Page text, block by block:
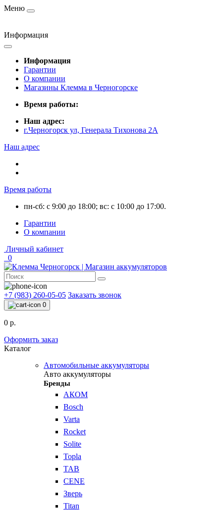
Меню
Информация
Информация
Гарантии
О компании
Магазины Клемма в Черногорске
Время работы:
Наш адрес:
г.Черногорск ул, Генерала Тихонова 2А
Наш адрес
Время работы
пн-сб: с 9:00 до 18:00; вс: с 10:00 до 17:00.
Гарантии
О компании
Личный кабинет
0
+7 (983) 260-05-05 Заказать звонок
0
0 р.
Оформить заказ
Каталог
Автомобильные аккумуляторы
Авто аккумуляторы
Бренды
АКОМ
Bosch
Varta
Rocket
Solite
Topla
TAB
CENE
Зверь
Titan